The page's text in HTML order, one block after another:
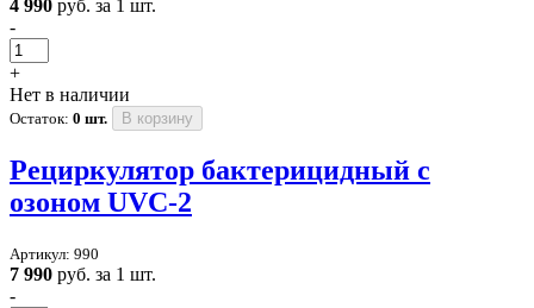
4 990 руб. за 1 шт.
-
+
Нет в наличии
Остаток: 0 шт. В корзину
Рециркулятор бактерицидный с
озоном UVC-2
Артикул: 990
7 990 руб. за 1 шт.
-